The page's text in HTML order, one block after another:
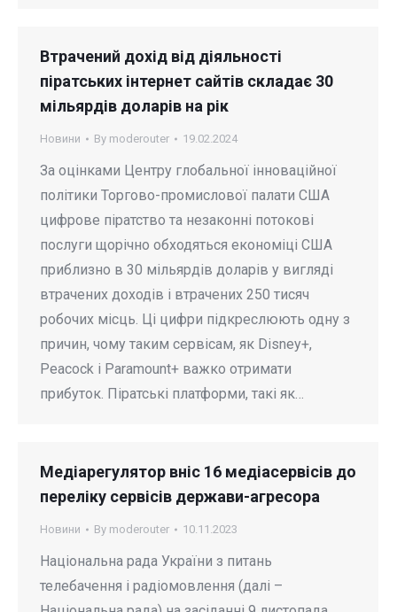
Втрачений дохід від діяльності
піратських інтернет сайтів складає 30
мільярдів доларів на рік
Новини By moderouter 19.02.2024
За оцінками Центру глобальної інноваційної
політики Торгово-промислової палати США
цифрове піратство та незаконні потокові
послуги щорічно обходяться економіці США
приблизно в 30 мільярдів доларів у вигляді
втрачених доходів і втрачених 250 тисяч
робочих місць. Ці цифри підкреслюють одну з
причин, чому таким сервісам, як Disney+,
Peacock і Paramount+ важко отримати
прибуток. Піратські платформи, такі як…
Медіарегулятор вніс 16 медіасервісів до
переліку сервісів держави-агресора
Новини By moderouter 10.11.2023
Національна рада України з питань
телебачення і радіомовлення (далі –